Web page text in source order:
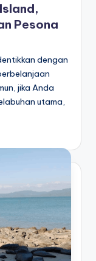
Pesona
dengan
jika Anda
utama,